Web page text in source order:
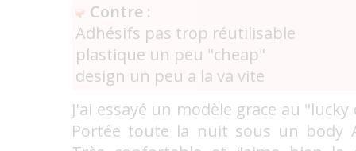
Contre :
Adhésifs pas trop réutilisable
plastique un peu "cheap"
design un peu a la va vite
J'ai essayé un modèle grace au
Portée toute la nuit sous un body